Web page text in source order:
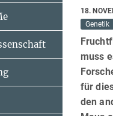
18.
Genetik
muss
für
den